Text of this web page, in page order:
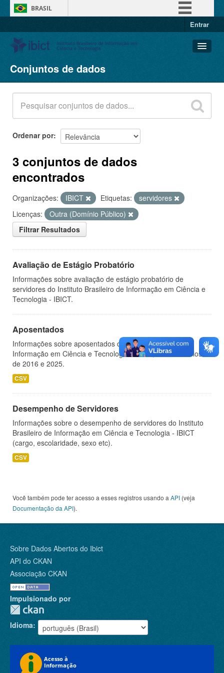
BRASIL
Entrar
Conjuntos de dados
Organizações
Grupos
Sobre
Conjuntos de dados
Ordenar por
3 conjuntos de dados
encontrados
Organizações: IBICT Etiquetas:
servidores
Licenças:
Outra (Domínio Público)
Filtrar Resultados
Avaliação de Estágio Probatório
Informações sobre avaliação de estágio probatório de
servidores do Instituto Brasileiro de Informação em Ciência e
Tecnologia - IBICT.
Aposentados
Informações sobre aposentados do Instituto Brasileiro de
Informação em Ciência e Tecnologia - IBICT, nos exercícios
de 2016 e 2025.
CSV
Desempenho de Servidores
Informações sobre o desempenho de servidores do Instituto
Brasileiro de Informação em Ciência e Tecnologia - IBICT
(cargo, escolaridade, sexo etc).
CSV
Você também pode ter acesso a esses registros usando a API (veja
Documentação da API).
Sobre Dados Abertos do Ibict
API do CKAN
Associação CKAN
Impulsionado por
Idioma